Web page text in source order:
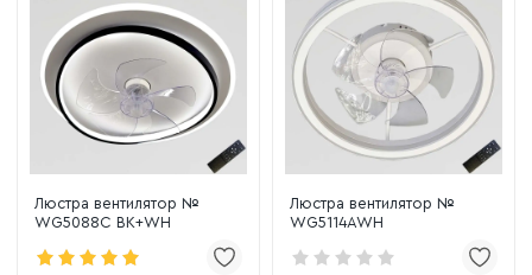
Люстра вентилятор №
WG5088C BK+WH
Люстра вентилятор №
WG5114AWH